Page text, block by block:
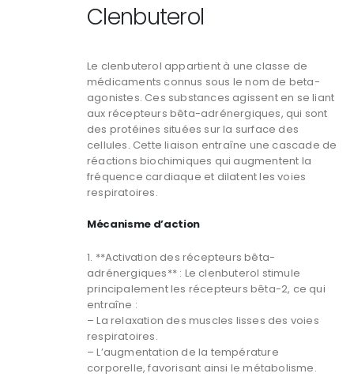
Clenbuterol
Le clenbuterol appartient à une classe de
médicaments connus sous le nom de beta-
agonistes. Ces substances agissent en se liant
aux récepteurs bêta-adrénergiques, qui sont
des protéines situées sur la surface des
cellules. Cette liaison entraîne une cascade de
réactions biochimiques qui augmentent la
fréquence cardiaque et dilatent les voies
respiratoires.
Mécanisme d’action
1. **Activation des récepteurs bêta-
adrénergiques** : Le clenbuterol stimule
principalement les récepteurs bêta-2, ce qui
entraîne :
– La relaxation des muscles lisses des voies
respiratoires.
– L’augmentation de la température
corporelle, favorisant ainsi le métabolisme.